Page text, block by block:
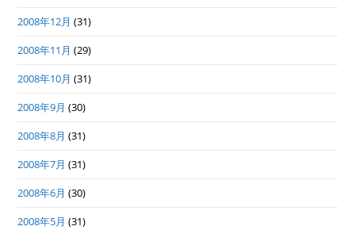
2008年12月 (31)
2008年11月 (29)
2008年10月 (31)
2008年9月 (30)
2008年8月 (31)
2008年7月 (31)
2008年6月 (30)
2008年5月 (31)